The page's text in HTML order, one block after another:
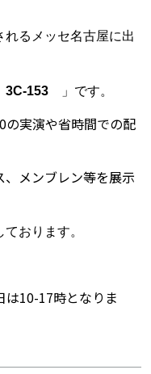
れるメッセ名古屋に出
3C-153 」です。
の実演や省時間での配
メンブレン等を展示
おります。
は10-17時となりま